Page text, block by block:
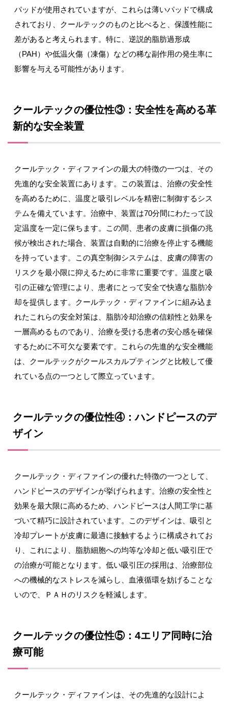
パッドが使用されていますが、これらは薄いパッドで構成
されており、クールテックのものと比べると、保護性能に
差があると考えられます。特に、逆説的脂肪過形成
（PAH）や低温火傷（凍傷）などの稀な副作用の発生率に
影響を与える可能性があります。
クールテックの優位性③：安全性を高める革
新的な安全装置
クールテック・ディファインの最大の特徴の一つは、その
先進的な安全装置にあります。この装置は、治療の安全性
を高めるために、温度と吸引レベルを精密に制御するシス
テムを備えています。治療中、装置は70分間にわたって設
定温度を一定に保ちます。この間、患者の皮膚に損傷の兆
候が検出された場合、装置は自動的に治療を停止する機能
を持っています。この真空制御システムは、皮膚の障害の
リスクを最小限に抑えるために非常に重要です。温度と吸
引の正確な管理により、患者にとって安全で快適な脂肪冷
却を提供します。クールテック・ディファインに組み込ま
れたこれらの安全対策は、脂肪冷却治療の信頼性と効果を
一層高めるものであり、治療を受ける患者の安心感を確保
するために不可欠な要素です。これらの先進的な安全機能
は、クールテックがクールスカルプティングと比較して優
れている点の一つとして際立っています。
クールテックの優位性④：ハンドピースのデ
ザイン
クールテック・ディファインの優れた特徴の一つとして、
ハンドピースのデザインが挙げられます。治療の安全性と
効果を最大限に高めるため、ハンドピースは人間工学に基
づいて精巧に設計されています。このデザインは、吸引と
冷却プレートが皮膚に最適に接触するように構成されてお
り、これにより、脂肪細胞への均等な冷却と低い吸引圧で
の治療が可能となります。低い吸引圧の採用は、治療部位
への機械的なストレスを減らし、血液循環を妨げることな
いので、ＰＡＨのリスクを軽減します。
クールテックの優位性⑤：4エリア同時に治
療可能
クールテック・ディファインは、その先進的な設計によ